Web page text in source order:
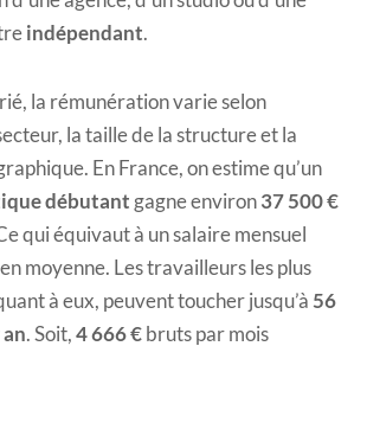
indépendant.
la rémunération varie selon
la taille de la structure et la
En France, on estime qu’un
débutant gagne environ 37 500 €
qui équivaut à un salaire mensuel
en moyenne. Les travailleurs les plus
à eux, peuvent toucher jusqu’à 56
. Soit,4 666 € bruts par mois